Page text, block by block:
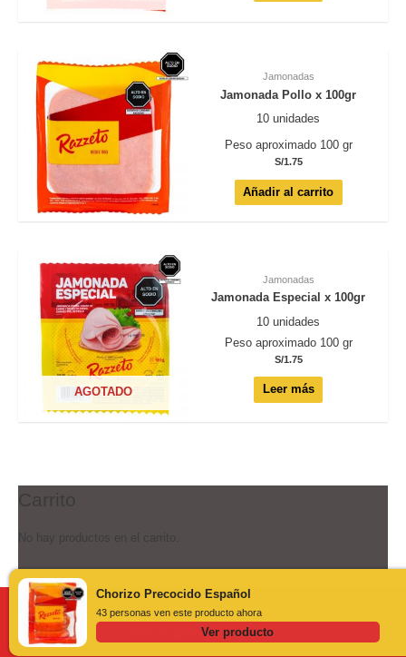
Jamonadas
Jamonada Pollo x 100gr
10 unidades
Peso aproximado 100 gr
S/1.75
Añadir al carrito
AGOTADO
Jamonadas
Jamonada Especial x 100gr
10 unidades
Peso aproximado 100 gr
S/1.75
Leer más
Carrito
No hay productos en el carrito.
©Razzeto2026
Desarrollado porBonzai.pe
Chorizo Precocido Español
43 personas ven este producto ahora
Ver producto